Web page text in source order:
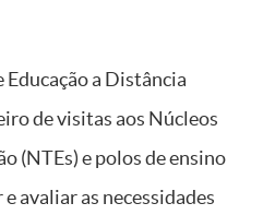
a Distância
de visitas aos Núcleos
(NTEs) e polos de ensino
avaliar as necessidades